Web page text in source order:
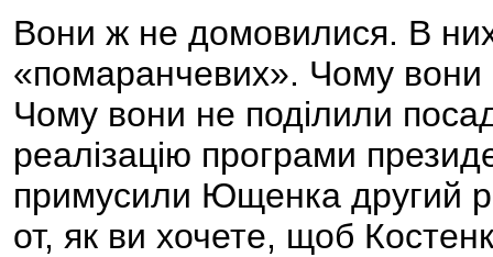
Вони ж не домовилися. В
«помаранчевих». Чому вони
Чому вони не поділили
реалізацію програми
примусили Ющенка другий
от, як ви хочете, щоб